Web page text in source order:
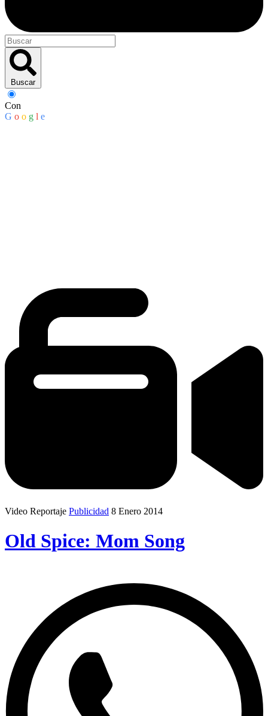
Buscar
Con
G o o g l e
Video Reportaje Publicidad 8 Enero 2014
Old Spice: Mom Song